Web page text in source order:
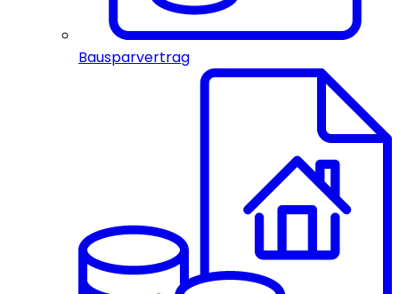
Bausparvertrag